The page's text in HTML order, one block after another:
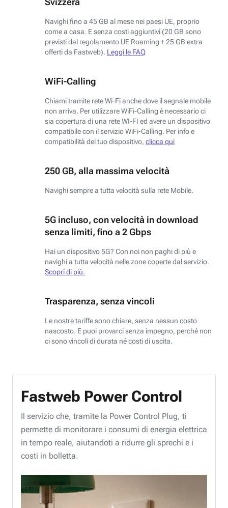
Navighi fino a 45 GB al mese nei paesi UE, proprio
come a casa. E senza costi aggiuntivi (20 GB sono
previsti dal regolamento UE Roaming + 25 GB extra
offerti da Fastweb). Leggi le FAQ
WiFi-Calling
Chiami tramite rete Wi-Fi anche dove il segnale mobile
non arriva. Per utilizzare WiFi-Calling è necessario ci
sia copertura di una rete WI-FI ed avere un dispositivo
compatibile con il servizio WiFi-Calling. Per info e
compatibilità del tuo dispositivo, clicca qui
250 GB, alla massima velocità
Navighi sempre a tutta velocità sulla rete Mobile.
5G incluso, con velocità in download
senza limiti, fino a 2 Gbps
Hai un dispositivo 5G? Con noi non paghi di più e
navighi a tutta velocità nelle zone coperte dal servizio.
Scopri di più.
Trasparenza, senza vincoli
Le nostre tariffe sono chiare, senza nessun costo
nascosto. E puoi provarci senza impegno, perché non
ci sono vincoli di durata né costi di uscita.
Fastweb Power Control
Il servizio che, tramite la Power Control Plug, ti
permette di monitorare i consumi di energia elettrica
in tempo reale, aiutandoti a ridurre gli sprechi e i
costi in bolletta.